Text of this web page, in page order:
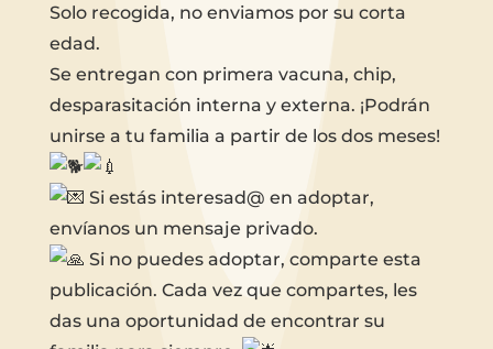
Solo recogida, no enviamos por su corta
edad.
Se entregan con primera vacuna, chip,
desparasitación interna y externa. ¡Podrán
unirse a tu familia a partir de los dos meses!
Si estás interesad@ en adoptar,
envíanos un mensaje privado.
Si no puedes adoptar, comparte esta
publicación. Cada vez que compartes, les
das una oportunidad de encontrar su